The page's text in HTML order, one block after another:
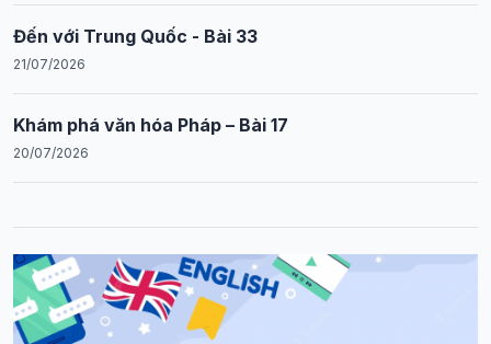
Đến với Trung Quốc - Bài 33
21/07/2026
Khám phá văn hóa Pháp – Bài 17
20/07/2026